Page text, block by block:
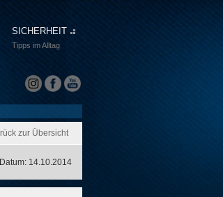
SICHERHEIT
Tipps im Alltag
zur Übersicht
Datum: 14.10.2014